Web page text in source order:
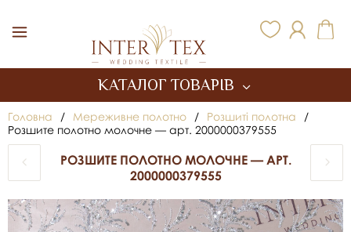
КАТАЛОГ ТОВАРІВ
Головна / Мереживне полотно / Розшиті полотна
/
Розшите полотно молочне — арт. 2000000379555
РОЗШИТЕ ПОЛОТНО МОЛОЧНЕ — АРТ.
2000000379555